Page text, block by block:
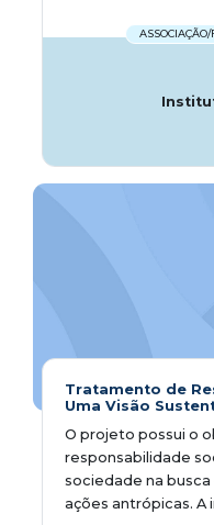
Tratamento de
Uma Visão
O projeto possui o
responsabilidade
sociedade na
ações antrópicas. A